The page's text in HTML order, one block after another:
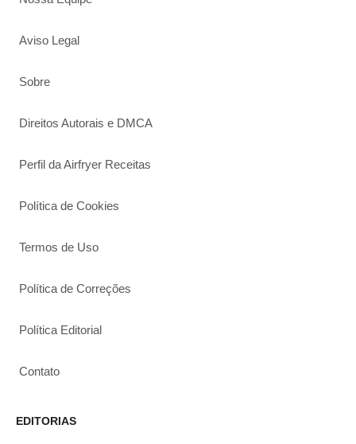
Aviso Legal
Sobre
Direitos Autorais e DMCA
Perfil da Airfryer Receitas
Política de Cookies
Termos de Uso
Política de Correções
Política Editorial
Contato
EDITORIAS